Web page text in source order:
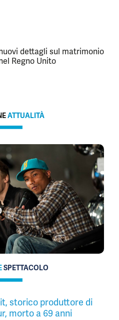
dettagli sul matrimonio
Regno Unito
ATTUALITÀ
SPETTACOLO
storico produttore di
morto a 69 anni